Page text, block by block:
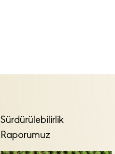
Sürdürülebilirlik
Raporumuz